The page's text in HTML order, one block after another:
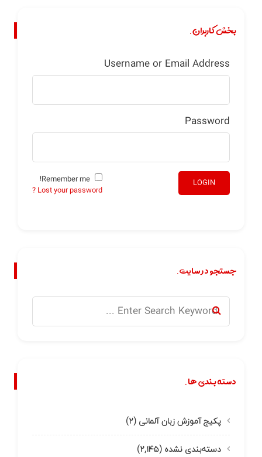
بخش کاربران.
Username or Email Address
Password
LOGIN
Lost your password ?
جستجو در سایت.
دسته بندی ها.
پکیج آموزش زبان آلمانی (۲)
دسته‌بندی نشده (۲,۱۴۵)